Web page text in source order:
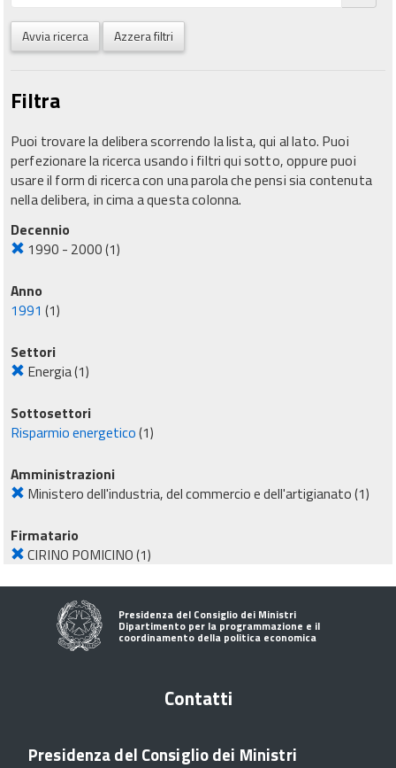
Avvia ricerca Azzera filtri
Filtra
Puoi trovare la delibera scorrendo la lista, qui al lato. Puoi
perfezionare la ricerca usando i filtri qui sotto, oppure puoi
usare il form di ricerca con una parola che pensi sia contenuta
nella delibera, in cima a questa colonna.
Decennio
1990 - 2000(1)
Anno
1991 (1)
Settori
Energia(1)
Sottosettori
Risparmio energetico(1)
Amministrazioni
Ministero dell'industria, del commercio e dell'artigianato(1)
Firmatario
CIRINO POMICINO(1)
Presidenza del Consiglio dei Ministri
Dipartimento per la programmazione e il
coordinamento della politica economica
Contatti
Presidenza del Consiglio dei Ministri